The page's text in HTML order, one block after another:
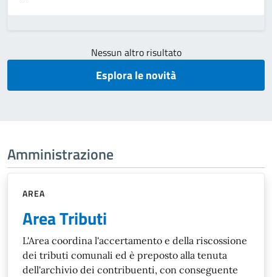
Nessun altro risultato
Esplora le novità
Amministrazione
AREA
Area Tributi
L'Area coordina l'accertamento e della riscossione
dei tributi comunali ed è preposto alla tenuta
dell'archivio dei contribuenti, con conseguente